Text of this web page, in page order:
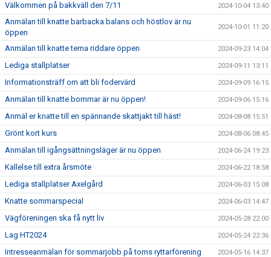
Välkommen på bakkväll den 7/11 2024-10-04 13:40
Anmälan till knatte barbacka balans och höstlov är nu
öppen
2024-10-01 11:20
Anmälan till knatte tema riddare öppen 2024-09-23 14:04
Lediga stallplatser 2024-09-11 13:11
Informationsträff om att bli fodervärd 2024-09-09 16:15
Anmälan till knatte bommar är nu öppen! 2024-09-06 15:16
Anmäl er knatte till en spännande skattjakt till häst! 2024-08-08 15:51
Grönt kort kurs 2024-08-06 08:45
Anmälan till igångsättningsläger är nu öppen 2024-06-24 19:23
Kallelse till extra årsmöte 2024-06-22 18:58
Lediga stallplatser Axelgård 2024-06-03 15:08
Knatte sommarspecial 2024-06-03 14:47
Vägföreningen ska få nytt liv 2024-05-28 22:00
Lag HT2024 2024-05-24 22:36
Intresseanmälan för sommarjobb på torns ryttarförening 2024-05-16 14:37